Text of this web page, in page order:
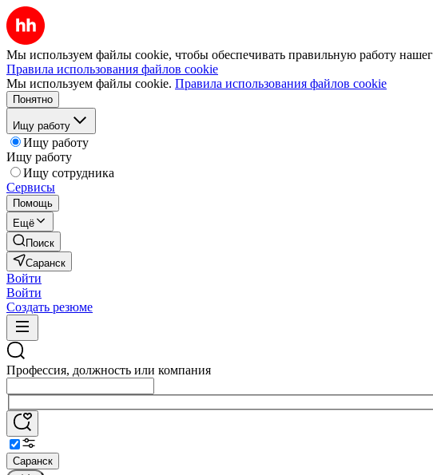
Мы используем файлы cookie, чтобы обеспечивать правильную работу
Правила использования файлов cookie
Мы используем файлы cookie. Правила использования файлов cookie
Понятно
Ищу работу
Ищу работу
Ищу работу
Ищу сотрудника
Сервисы
Помощь
Ещё
Поиск
Саранск
Войти
Войти
Создать резюме
Профессия, должность или компания
Саранск